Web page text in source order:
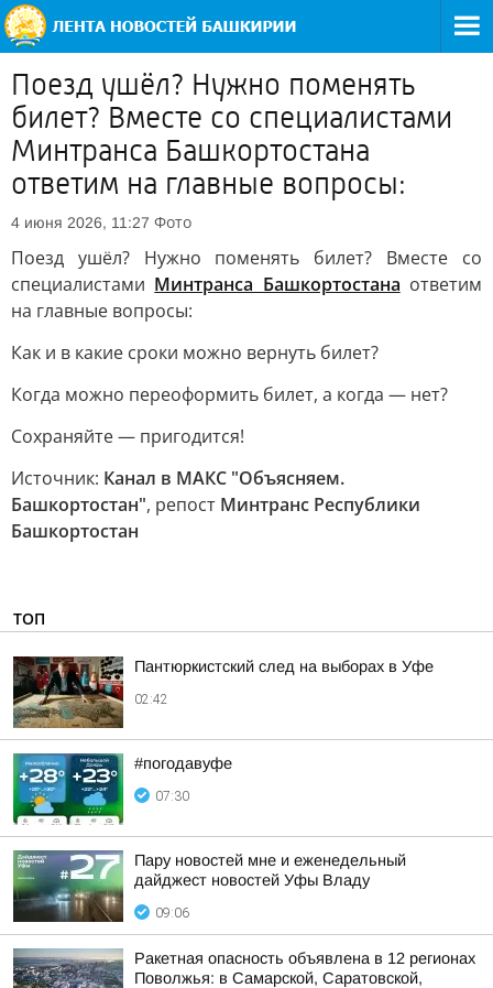
Поезд ушёл? Нужно поменять
билет? Вместе со специалистами
Минтранса Башкортостана
ответим на главные вопросы:
4 июня 2026, 11:27 Фото
Поезд ушёл? Нужно поменять билет? Вместе со
специалистами Минтранса Башкортостана ответим
на главные вопросы:
Как и в какие сроки можно вернуть билет?
Когда можно переоформить билет, а когда — нет?
Сохраняйте — пригодится!
Источник: Канал в МАКС "Объясняем.
Башкортостан", репост Минтранс Республики
Башкортостан
ТОП
Пантюркистский след на выборах в Уфе
02:42
#погодавуфе
07:30
Пару новостей мне и еженедельный
дайджест новостей Уфы Владу
09:06
Ракетная опасность объявлена в 12 регионах
Поволжья: в Самарской, Саратовской,